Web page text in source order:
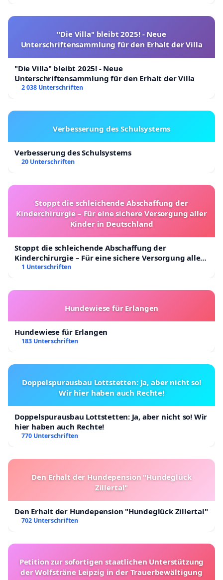
"Die Villa" bleibt 2025! - Neue
Unterschriftensammlung für den Erhalt der Villa
"Die Villa" bleibt 2025! - Neue
Unterschriftensammlung für den Erhalt der Villa
2 038 Unterschriften
Verbesserung des Schulsystems
Verbesserung des Schulsystems
20 Unterschriften
Stoppt die schleichende Abschaffung der
Kinderchirurgie – Für eine sichere Versorgung aller
Kinder in Deutschland
Stoppt die schleichende Abschaffung der
Kinderchirurgie – Für eine sichere Versorgung aller
Kinder in Deutschland
1 Unterschriften
Hundewiese für Erlangen
Hundewiese für Erlangen
183 Unterschriften
Doppelspurausbau Lottstetten: Ja, aber nicht so!
Wir hier haben auch Rechte!
Doppelspurausbau Lottstetten: Ja, aber nicht so! Wir
hier haben auch Rechte!
770 Unterschriften
Den Erhalt der Hundepension "Hundeglück
Zillertal"
Den Erhalt der Hundepension "Hundeglück Zillertal"
702 Unterschriften
Petition zur sofortigen staatlichen Unterstützung
der Wolfsträne Leipzig in der Trauerbewältigung